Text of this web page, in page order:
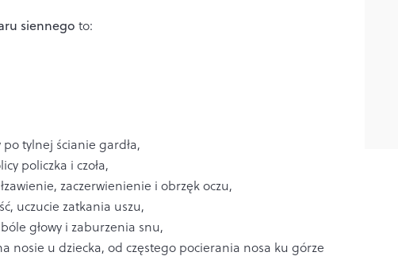
siennego to:
tylnej ścianie gardła,
policzka i czoła,
zaczerwienienie i obrzęk oczu,
uczucie zatkania uszu,
głowy i zaburzenia snu,
nosie u dziecka, od częstego pocierania nosa ku górze